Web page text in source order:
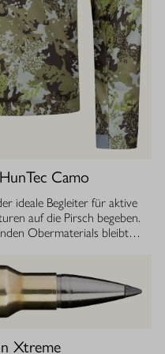
Camo
ideale Begleiter für aktive
auf die Pirsch begeben.
Obermaterials bleibt
Verarbeitung sorgt
können. Die
einen optimalen
bei anstrengenden
haben. Ob im
die Isolationsjacke
Xtreme